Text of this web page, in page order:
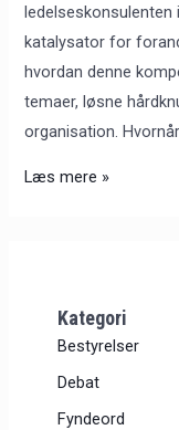
katalysator for
hvordan denne
temaer, løsne
organisation.
Læs mere »
Kategori
Bestyrelser
Debat
Fyndeord